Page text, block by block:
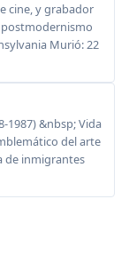
cine, y grabador
Murió: 22
1987) &nbsp; Vida
del arte
de inmigrantes